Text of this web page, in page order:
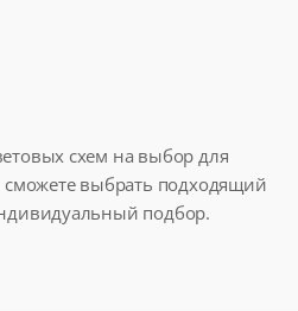
схем на выбор для
сможете выбрать подходящий
подбор.